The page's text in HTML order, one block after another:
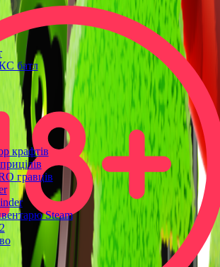
батл
крафтів
гравців
Steam